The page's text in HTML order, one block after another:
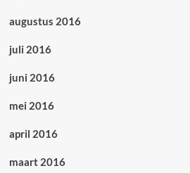
augustus 2016
juli 2016
juni 2016
mei 2016
april 2016
maart 2016